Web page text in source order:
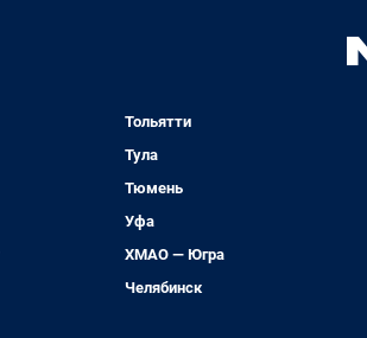
Тольятти
Тула
Тюмень
Уфа
ХМАО — Югра
Челябинск